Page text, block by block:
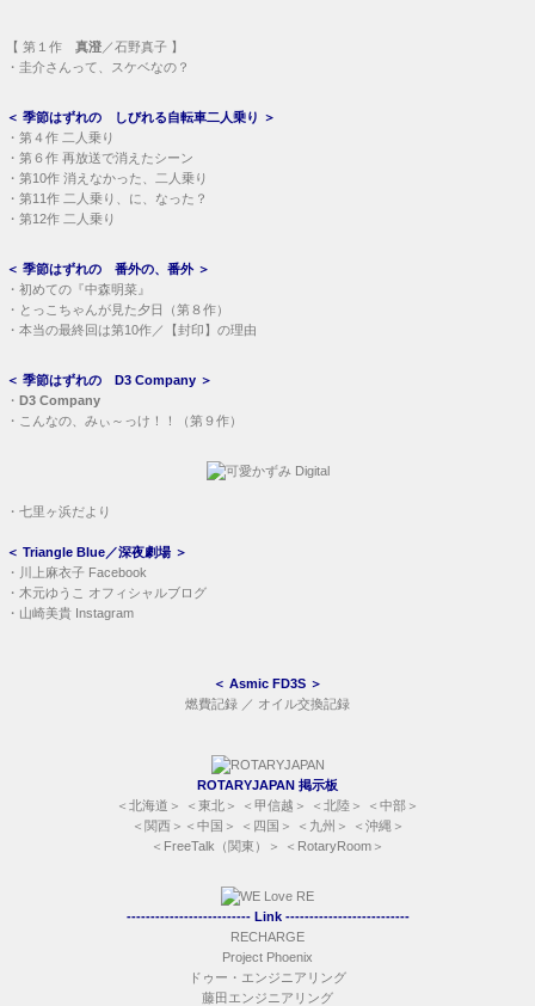
【 第１作 真澄 ／石野真子 】
・ 圭介さんって、スケベなの？
＜ 季節はずれの しびれる自転車二人乗り ＞
・ 第４作 二人乗り
・ 第６作 再放送で消えたシーン
・ 第10作 消えなかった、二人乗り
・ 第11作 二人乗り、に、なった？
・ 第12作 二人乗り
＜ 季節はずれの 番外の、番外＞
・ 初めての『中森明菜』
・ とっこちゃんが見た夕日（第８作）
・ 本当の最終回は第10作／【封印】の理由
＜ 季節はずれの D3 Company ＞
・ D3 Company
・ こんなの、みぃ～っけ！！（第９作）
・ 七里ヶ浜だより
＜ Triangle Blue／深夜劇場 ＞
・
川上麻衣子 Facebook
・ 木元ゆうこ オフィシャルブログ
・ 山崎美貴 Instagram
＜ Asmic FD3S ＞
燃費記録 ／ オイル交換記録
ROTARYJAPAN 掲示板
＜ 北海道 ＞ ＜ 東北 ＞ ＜ 甲信越 ＞ ＜ 北陸 ＞ ＜ 中部 ＞
＜ 関西＞＜ 中国 ＞ ＜ 四国 ＞ ＜ 九州 ＞ ＜ 沖縄 ＞
＜ FreeTalk（関東） ＞ ＜ RotaryRoom ＞
-------------------------- Link --------------------------
RECHARGE
Project Phoenix
ドゥー・エンジニアリング
藤田エンジニアリング